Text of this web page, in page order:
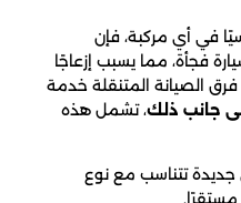
في أي مركبة، فإن
فجأة، مما يسبب إزعاجًا
فرق الصيانة المتنقلة خدمة
إلى جانب ذلك، تشمل هذه
جديدة تتناسب مع نوع
مستقرًا.